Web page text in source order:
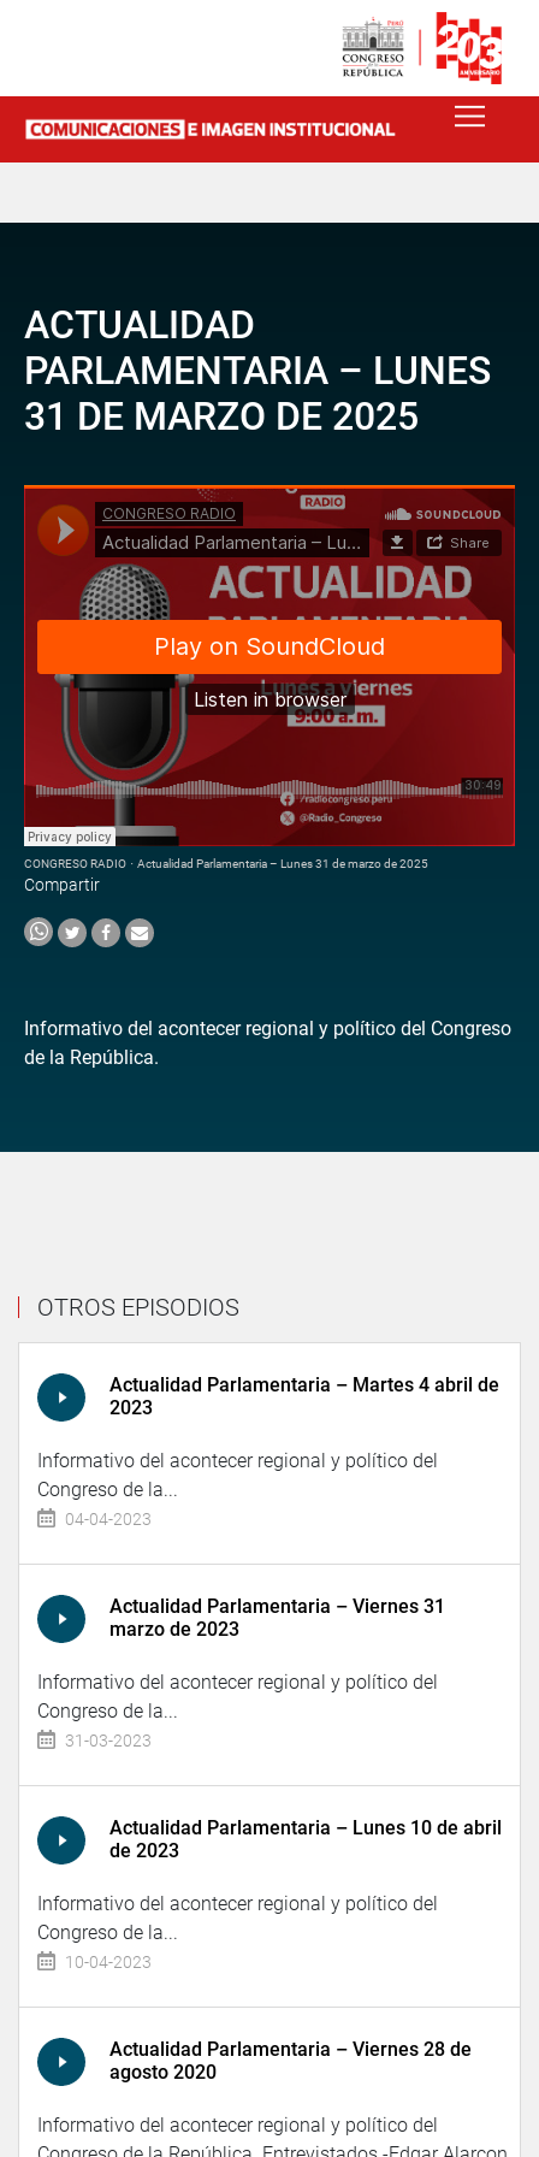
ACTUALIDAD
PARLAMENTARIA – LUNES
31 DE MARZO DE 2025
CONGRESO RADIO · Actualidad Parlamentaria – Lunes 31 de marzo de 2025
Compartir
Informativo del acontecer regional y político del Congreso
de la República.
OTROS EPISODIOS
Actualidad Parlamentaria – Martes 4 abril de
2023
Informativo del acontecer regional y político del
Congreso de la...
04-04-2023
Actualidad Parlamentaria – Viernes 31
marzo de 2023
Informativo del acontecer regional y político del
Congreso de la...
31-03-2023
Actualidad Parlamentaria – Lunes 10 de abril
de 2023
Informativo del acontecer regional y político del
Congreso de la...
10-04-2023
Actualidad Parlamentaria – Viernes 28 de
agosto 2020
Informativo del acontecer regional y político del